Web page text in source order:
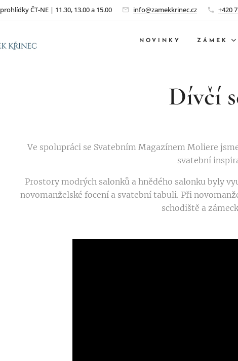
prohlídky ČT-NE | 11.30, 13.00 a 15.00 info@zamekkrinec.cz +420
NOVINKY ZÁMEK
Dívčí
Ve spolupráci se Svatebním Magazínem Moliere
svatební
Prostory modrých salonků a hnědého salonku byly
novomanželské focení a svatební tabuli. Při
schodiště a